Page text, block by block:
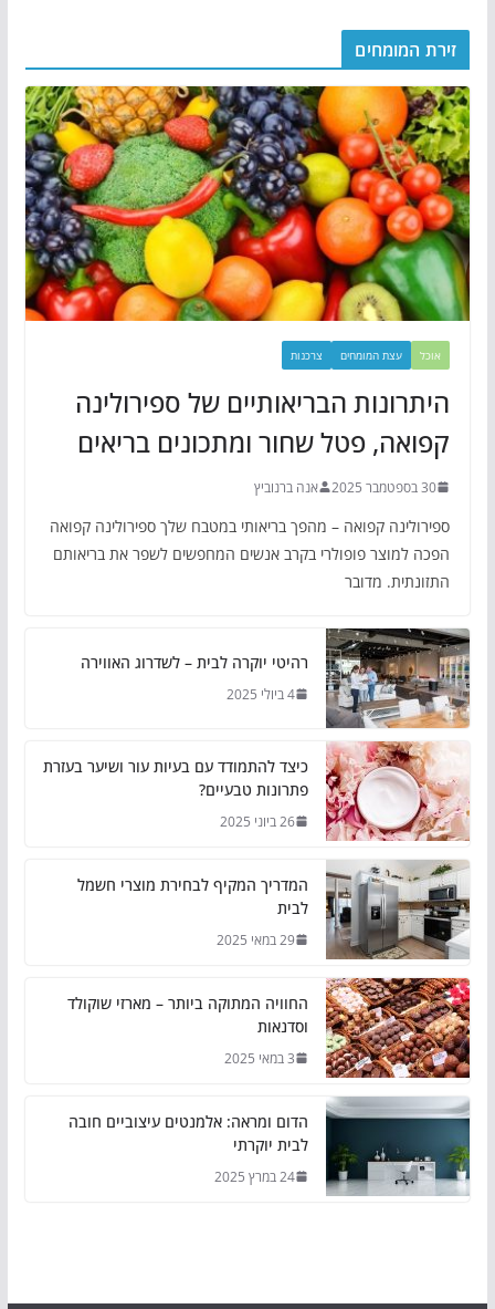
זירת המומחים
אוכל עצת המומחים צרכנות
היתרונות הבריאותיים של ספירולינה
קפואה, פטל שחור ומתכונים בריאים
30 בספטמבר 2025 אנה ברנוביץ
ספירולינה קפואה – מהפך בריאותי במטבח שלך ספירולינה קפואה
הפכה למוצר פופולרי בקרב אנשים המחפשים לשפר את בריאותם
התזונתית. מדובר
רהיטי יוקרה לבית – לשדרוג האווירה
4 ביולי 2025
כיצד להתמודד עם בעיות עור ושיער בעזרת
פתרונות טבעיים?
26 ביוני 2025
המדריך המקיף לבחירת מוצרי חשמל
לבית
29 במאי 2025
החוויה המתוקה ביותר – מארזי שוקולד
וסדנאות
3 במאי 2025
הדום ומראה: אלמנטים עיצוביים חובה
לבית יוקרתי
24 במרץ 2025